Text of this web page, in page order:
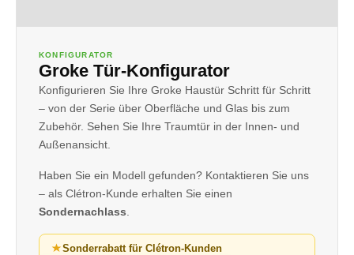
KONFIGURATOR
Groke Tür-Konfigurator
Konfigurieren Sie Ihre Groke Haustür Schritt für Schritt
– von der Serie über Oberfläche und Glas bis zum
Zubehör. Sehen Sie Ihre Traumtür in der Innen- und
Außenansicht.
Haben Sie ein Modell gefunden? Kontaktieren Sie uns
– als Clétron-Kunde erhalten Sie einen
Sondernachlass
Sonderrabatt für Clétron-Kunden